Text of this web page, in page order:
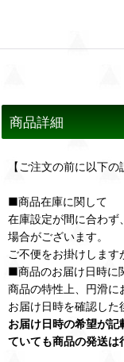
商品詳細
【ご注文の前に以下
■商品在庫に関して
在庫設定が間に合わず
場合がございます。
ご不便をお掛けします
■商品のお届け日時に
商品の特性上、円滑に
お届け日時を確認した
お届け日時の希望が
ていても商品の発送は